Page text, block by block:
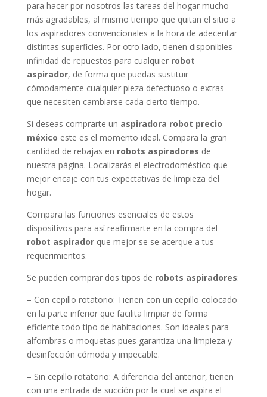
para hacer por nosotros las tareas del hogar mucho
más agradables, al mismo tiempo que quitan el sitio a
los aspiradores convencionales a la hora de adecentar
distintas superficies. Por otro lado, tienen disponibles
infinidad de repuestos para cualquier robot
aspirador, de forma que puedas sustituir
cómodamente cualquier pieza defectuoso o extras
que necesiten cambiarse cada cierto tiempo.
Si deseas comprarte un aspiradora robot precio
méxico este es el momento ideal. Compara la gran
cantidad de rebajas en robots aspiradores de
nuestra página. Localizarás el electrodoméstico que
mejor encaje con tus expectativas de limpieza del
hogar.
Compara las funciones esenciales de estos
dispositivos para así reafirmarte en la compra del
robot aspiradorque mejor se se acerque a tus
requerimientos.
Se pueden comprar dos tipos de robots aspiradores:
– Con cepillo rotatorio: Tienen con un cepillo colocado
en la parte inferior que facilita limpiar de forma
eficiente todo tipo de habitaciones. Son ideales para
alfombras o moquetas pues garantiza una limpieza y
desinfección cómoda y impecable.
– Sin cepillo rotatorio: A diferencia del anterior, tienen
con una entrada de succión por la cual se aspira el